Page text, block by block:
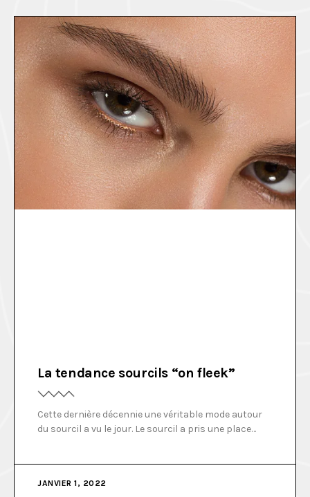
La tendance sourcils “on fleek”
JANVIER 1, 2022
Cette dernière décennie une véritable mode autour
du sourcil a vu le jour. Le sourcil a pris une place